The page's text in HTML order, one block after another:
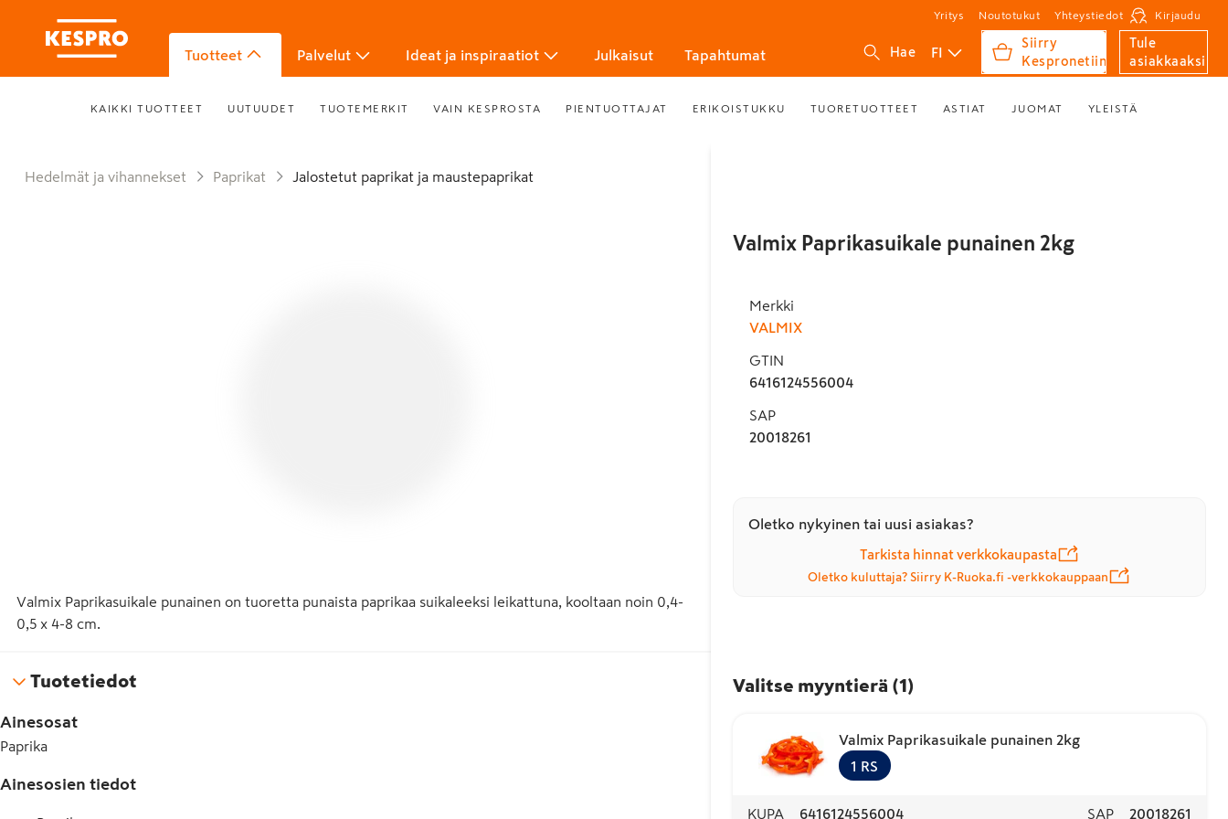
Yritys Noutotukut Yhteystiedot Kirjaudu
Tuotteet Palvelut Ideat ja inspiraatiot Julkaisut Tapahtumat Hae FI
Siirry
Kespronetiin
Tule
asiakkaaksi
KAIKKI TUOTTEET UUTUUDET TUOTEMERKIT VAIN KESPROSTA PIENTUOTTAJAT ERIKOISTUKKU TUORETUOTTEET ASTIAT JUOMAT YLEISTÄ
Hedelmät ja vihannekset Paprikat Jalostetut paprikat ja maustepaprikat
Valmix Paprikasuikale punainen on tuoretta punaista paprikaa suikaleeksi leikattuna, kooltaan noin 0,4-
0,5 x 4-8 cm.
Tuotetiedot
Ainesosat
Paprika
Ainesosien tiedot
Valmix Paprikasuikale punainen 2kg
Merkki
VALMIX
GTIN
6416124556004
SAP
20018261
Oletko nykyinen tai uusi asiakas?
Tarkista hinnat verkkokaupasta
Oletko kuluttaja? Siirry K-Ruoka.fi -verkkokauppaan
Valitse myyntierä (1 )
Valmix Paprikasuikale punainen 2kg
1 RS
KUPA 6416124556004 SAP 20018261